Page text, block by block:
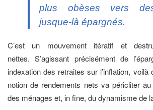
plus obèses vers
jusque-là épargnés.
C’est un mouvement itératif et
nettes. S’agissant précisément de
indexation des retraites sur l’inflation,
notion de rendements nets va péricliter
des ménages et, in fine, du dynamisme de